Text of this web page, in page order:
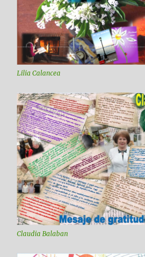
Lilia Calancea
Claudia Balaban